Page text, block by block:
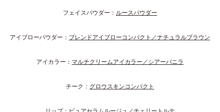
フェイスパウダー： ルースパウダー
アイブローパウダー： ブレンドアイブローコンパクト／ナチュラルブラウン
アイカラー： マルチクリームアイカラー／シアーバニラ
チーク： グロウスキンコンパクト